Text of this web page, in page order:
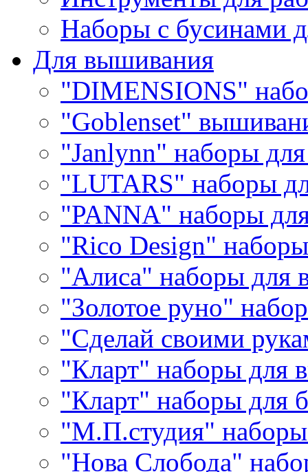
Наборы с бусинами
Для вышивания
"DIMENSIONS"
"Goblenset"
"Janlynn" наборы
"LUTARS" наборы
"PANNA" наборы
"Rico Design"
"Алиса" наборы для
"Золотое руно"
"Сделай своими
"Кларт" наборы для
"Кларт" наборы для
"М.П.студия"
"Нова Слобода"